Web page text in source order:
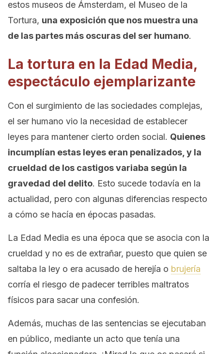
estos museos de Ámsterdam, el Museo de la
Tortura, una exposición que nos muestra una
de las partes más oscuras del ser humano.
La tortura en la Edad Media,
espectáculo ejemplarizante
Con el surgimiento de las sociedades complejas,
el ser humano vio la necesidad de establecer
leyes para mantener cierto orden social. Quienes
incumplían estas leyes eran penalizados, y la
crueldad de los castigos variaba según la
gravedad del delito. Esto sucede todavía en la
actualidad, pero con algunas diferencias respecto
a cómo se hacía en épocas pasadas.
La Edad Media es una época que se asocia con la
crueldad y no es de extrañar, puesto que quien se
saltaba la ley o era acusado de herejía o brujería
corría el riesgo de padecer terribles maltratos
físicos para sacar una confesión.
Además, muchas de las sentencias se ejecutaban
en público, mediante un acto que tenía una